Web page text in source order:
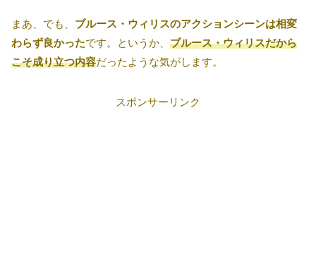
まあ、でも、 ブルース・ウィリスのアクションシーンは相変
わらず良かったです。というか、 ブルース・ウィリスだから
こそ成り立つ内容だったような気がします。
スポンサーリンク